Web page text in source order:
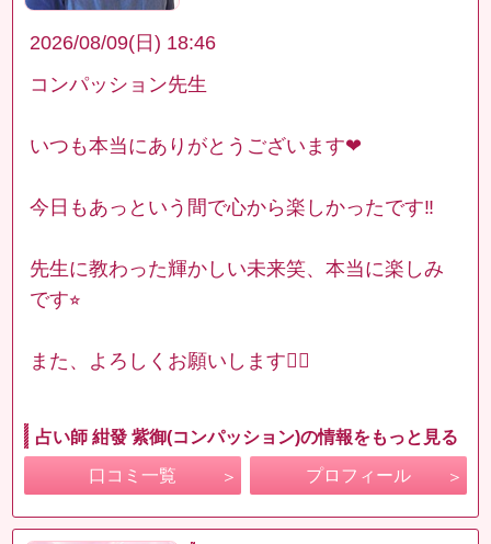
2026/08/09(日) 18:46
コンパッション先生
いつも本当にありがとうございます❤︎
今日もあっという間で心から楽しかったです‼︎
先生に教わった輝かしい未来笑、本当に楽しみ
です⭐︎
また、よろしくお願いします🙇‍♀️
占い師 紺發 紫御(コンパッション)の情報をもっと見る
口コミ一覧 プロフィール